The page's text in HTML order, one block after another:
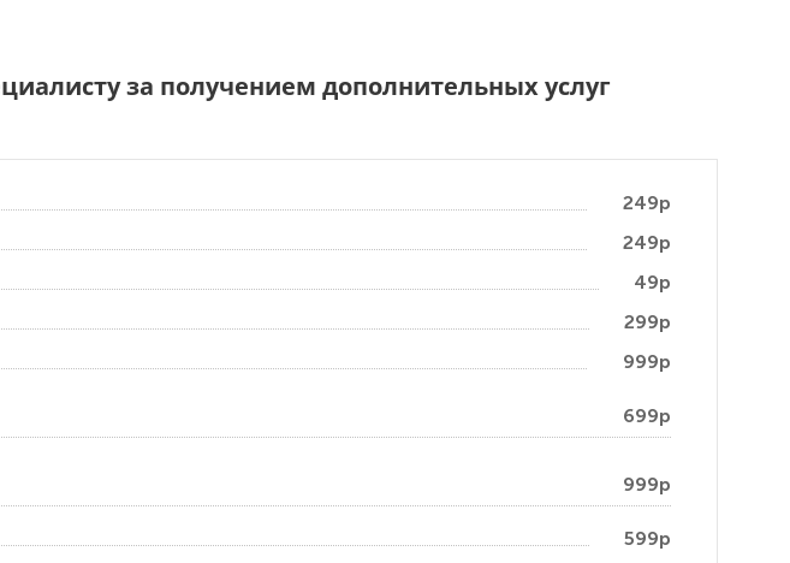
за получением дополнительных услуг
249р
249р
49р
299р
999р
699р
999р
599р